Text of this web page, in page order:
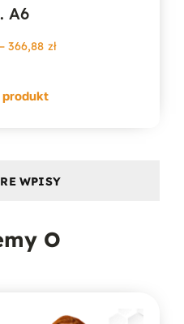
A6
– 366,88 złZakres
produkt
WPISY
O